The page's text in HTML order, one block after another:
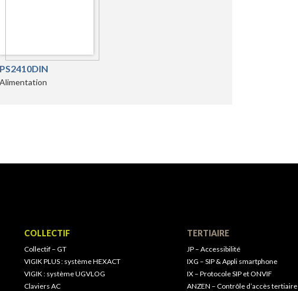
PS2410DIN
Alimentation
COLLECTIF
Collectif – GT
VIGIK PLUS : système HEXACT
VIGIK : système UGVLOG
Claviers AC
TERTIAIRE
JP – Accessibilité
IXG – SIP & Appli smartphone
IX – Protocole SIP et ONVIF
ANZEN – Contrôle d’accès tertiaire